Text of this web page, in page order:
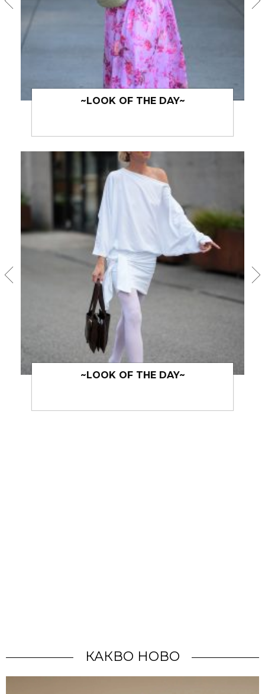
~LOOK OF THE DAY~
~LOOK OF THE DAY~
КАКВО НОВО